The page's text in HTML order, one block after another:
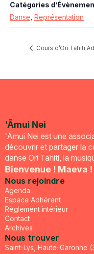
Catégories
Danse Représentation
Cours d’Ori Tahiti
'Āmui Nei
'Āmui Nei est une
découvrir et partager la
danse Ori Tahiti, la
Bienvenue ! Maeva !
Nous rejoindre
Agenda
Espace Adhérent
Règlement intérieur
Contact
Archives
Nous trouver
Saint-Lys, Haute-Garonne